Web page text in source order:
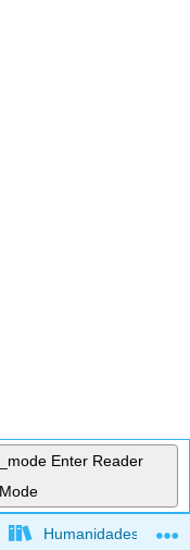
Enter Reader
Mode
global
Humanidades